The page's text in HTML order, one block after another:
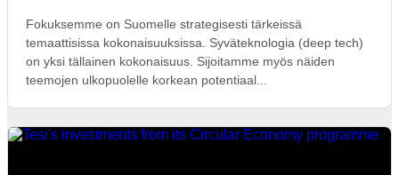
Fokuksemme on Suomelle strategisesti tärkeissä
temaattisissa kokonaisuuksissa. Syväteknologia (deep tech)
on yksi tällainen kokonaisuus. Sijoitamme myös näiden
teemojen ulkopuolelle korkean potentiaal...